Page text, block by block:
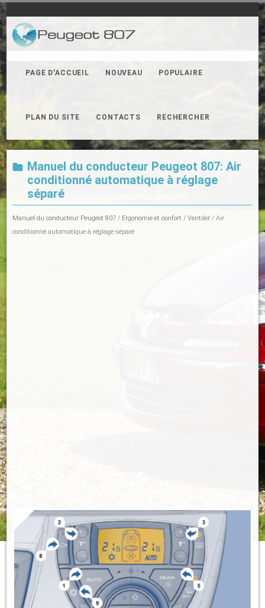
PAGE D'ACCUEIL NOUVEAU POPULAIRE
PLAN DU SITE CONTACTS RECHERCHER
Manuel du conducteur Peugeot 807: Air
conditionné automatique à réglage
séparé
Manuel du conducteur Peugeot 807 / Ergonomie et confort /Ventiler / Air
conditionné automatique à réglage séparé